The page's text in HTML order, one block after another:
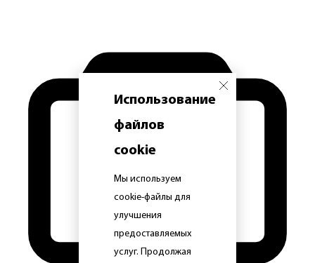
Использование
файлов
cookie
Мы используем
cookie-файлы для
улучшения
предоставляемых
услуг. Продолжая